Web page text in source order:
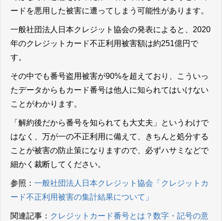
ードを悪用した被害に遭ってしまう可能性があります。
一般社団法人日本クレジット協会の発表によると、2020
年のクレジットカード不正利用被害額は約251億円で
す。
その中でも番号盗用被害が90%を超えており、こういっ
たデータからもカード番号は他人に知られてはいけない
ことがわかります。
「解約後だから番号を知られても大丈夫」というわけで
はなく、万が一の不正利用に備えて、きちんと処分する
ことが被害の防止策になりますので、必ずハサミなどで
細かく裁断してください。
参照： 一般社団法人日本クレジット協会「クレジットカ
ード不正利用被害の集計結果について」
関連記事： クレジットカード番号とは？数字・記号の意